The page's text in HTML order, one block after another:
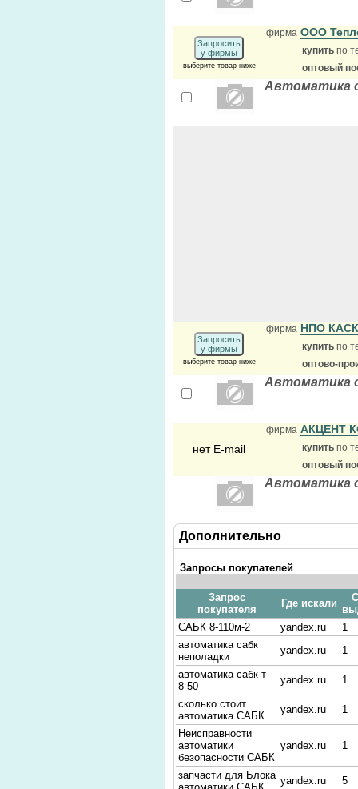
Запросить
у фирмы
выберите товар ниже
фирма ООО
купить по
оптовый
Автоматика
Запросить
у фирмы
выберите товар ниже
фирма НПО
купить по
оптово-
Автоматика
нет E-mail
фирма АКЦЕНТ
купить по
оптовый
Автоматика
Дополнительно
Запросы покупателей
Запрос
покупателя
Где искали
САБК 8-110м-2
yandex.ru
1
автоматика сабк
неполадки
yandex.ru
1
автоматика сабк-т
8-50
yandex.ru
1
сколько стоит
автоматика САБК
yandex.ru
1
Неисправности
автоматики
безопасности САБК
yandex.ru 1
запчасти для Блока yandex.ru
5